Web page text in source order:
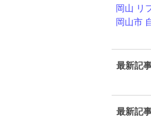
岡山 リ
岡山市
最新記
最新記